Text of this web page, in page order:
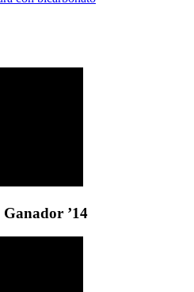
’14